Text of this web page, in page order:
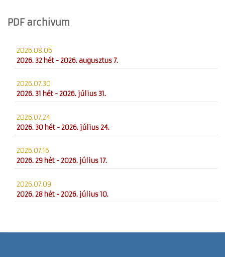
PDF archivum
2026.08.06
2026. 32 hét - 2026. augusztus 7.
2026.07.30
2026. 31 hét - 2026. július 31.
2026.07.24
2026. 30 hét - 2026. július 24.
2026.07.16
2026. 29 hét - 2026. július 17.
2026.07.09
2026. 28 hét - 2026. július 10.